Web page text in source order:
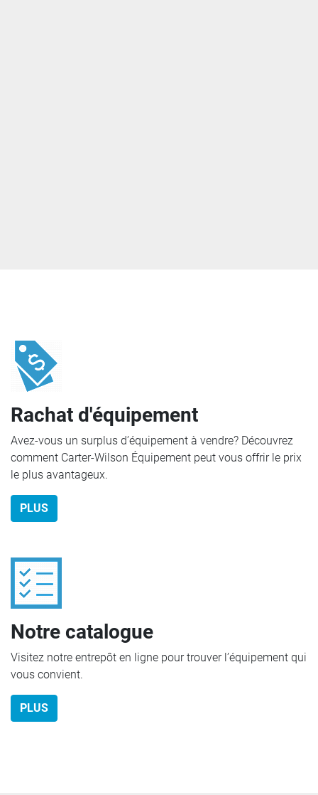
Rachat d'équipement
Avez-vous un surplus d’équipement à vendre? Découvrez
comment Carter-Wilson Équipement peut vous offrir le prix
le plus avantageux.
PLUS
Notre catalogue
Visitez notre entrepôt en ligne pour trouver l’équipement qui
vous convient.
PLUS